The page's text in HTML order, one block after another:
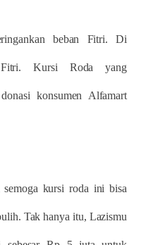
beban Fitri. Di
Kursi Roda yang
konsumen Alfamart
semoga kursi roda ini bisa
Tak hanya itu, Lazismu